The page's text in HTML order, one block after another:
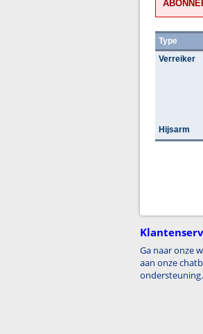
Type
Verreiker
Hijsarm
Ga naar onze
aan onze
ondersteuning.